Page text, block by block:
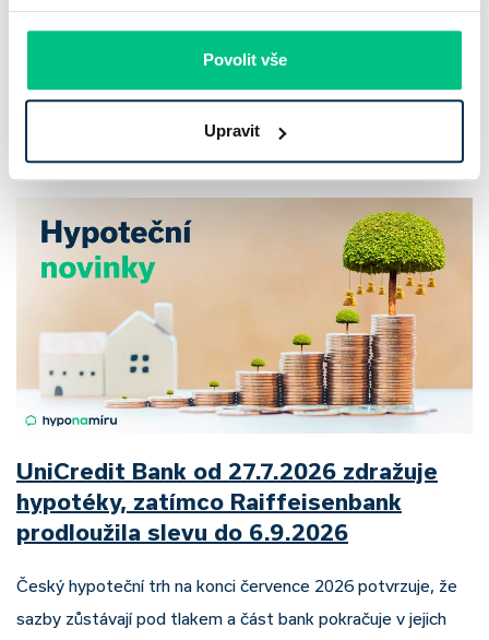
Povolit vše
Upravit
odolnost. Chaty a chalupy podle čerstvých dat za poslední
2 roky zdražily o 21,8 %, zároveň ale výrazně ubylo nabídek
Pavel Pohanka|aktualizováno: 04.08.2026
UniCredit Bank od 27.7.2026 zdražuje
hypotéky, zatímco Raiffeisenbank
prodloužila slevu do 6.9.2026
Český hypoteční trh na konci července 2026 potvrzuje, že
sazby zůstávají pod tlakem a část bank pokračuje v jejich